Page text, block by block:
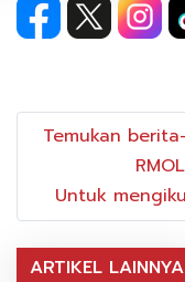
Temukan
Untuk
ARTIKEL LAINNYA